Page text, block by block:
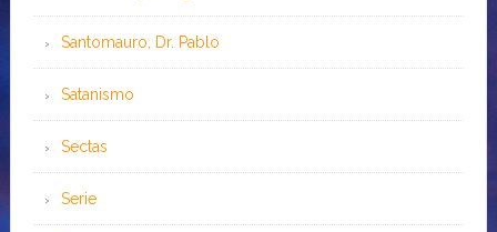
Santomauro, Dr. Pablo
Satanismo
Sectas
Serie